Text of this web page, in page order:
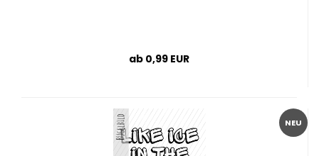
ab 0,99 EUR
NEU